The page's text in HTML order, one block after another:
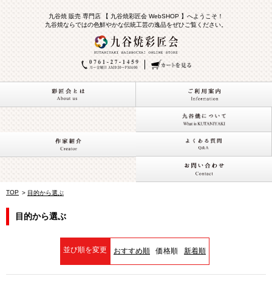
九谷焼 販売 専門店 【 九谷焼彩匠会 WebSHOP 】へようこそ！
九谷焼ならではの色鮮やかな伝統工芸の逸品をぜひご覧ください。
TOP > 目的から選ぶ
目的から選ぶ
並び順を変更 おすすめ順 価格順 新着順